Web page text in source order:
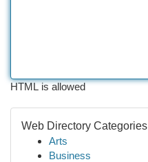
HTML is allowed
Web Directory Categories
Arts
Business